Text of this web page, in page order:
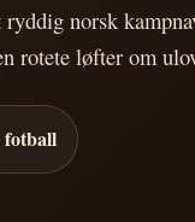
norsk
rotete løfter om